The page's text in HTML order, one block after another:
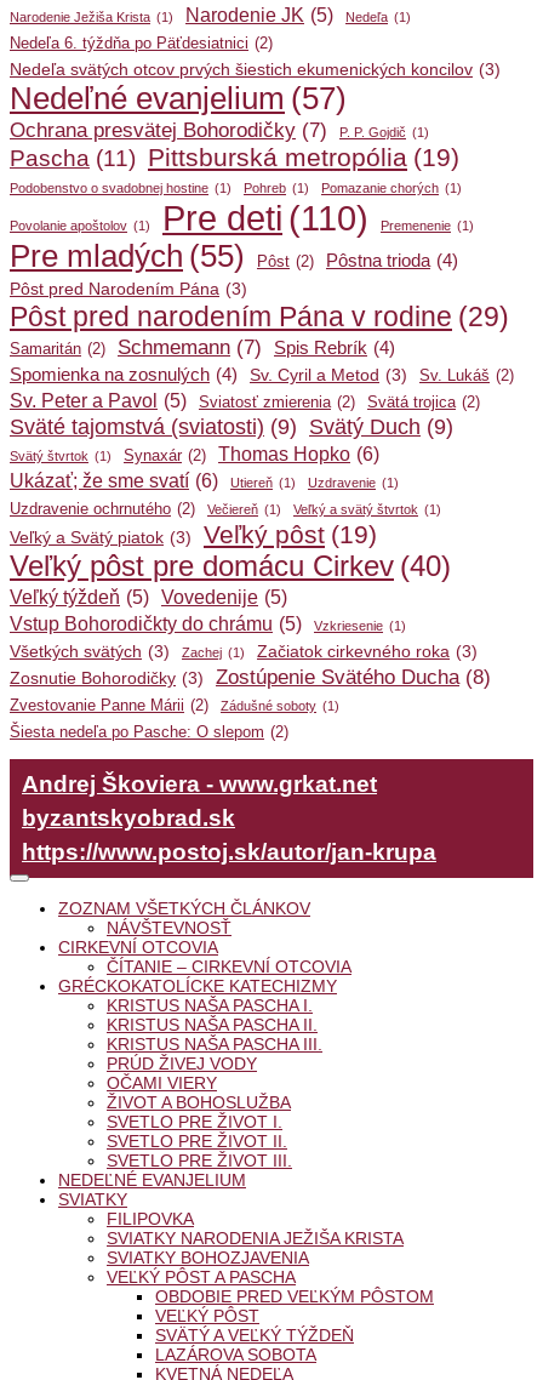
Narodenie Ježiša Krista (1) Narodenie JK (5) Nedeľa (1)
Nedeľa 6. týždňa po Päťdesiatnici (2)
Nedeľa svätých otcov prvých šiestich ekumenických koncilov (3)
Nedeľné evanjelium (57)
Ochrana presvätej Bohorodičky (7) P. P. Gojdič (1)
Pascha (11) Pittsburská metropólia (19)
Podobenstvo o svadobnej hostine (1) Pohreb (1) Pomazanie chorých (1)
Povolanie apoštolov (1) Pre deti (110) Premenenie (1)
Pre mladých (55) Pôst (2) Pôstna trioda (4)
Pôst pred Narodením Pána (3)
Pôst pred narodením Pána v rodine (29)
Samaritán (2) Schmemann (7) Spis Rebrík (4)
Spomienka na zosnulých (4) Sv. Cyril a Metod (3) Sv. Lukáš (2)
Sv. Peter a Pavol (5) Sviatosť zmierenia (2) Svätá trojica (2)
Sväté tajomstvá (sviatosti) (9) Svätý Duch (9)
Svätý štvrtok (1) Synaxár (2) Thomas Hopko (6)
Ukázať; že sme svatí (6) Utiereň (1) Uzdravenie (1)
Uzdravenie ochrnutého (2) Večiereň (1) Veľký a svätý štvrtok (1)
Veľký a Svätý piatok (3) Veľký pôst (19)
Veľký pôst pre domácu Cirkev (40)
Veľký týždeň (5) Vovedenije (5)
Vstup Bohorodičkty do chrámu (5) Vzkriesenie (1)
Všetkých svätých (3) Zachej (1) Začiatok cirkevného roka (3)
Zosnutie Bohorodičky (3) Zostúpenie Svätého Ducha (8)
Zvestovanie Panne Márii (2) Zádušné soboty (1)
Šiesta nedeľa po Pasche: O slepom (2)
Andrej Škoviera - www.grkat.net
byzantskyobrad.sk
https://www.postoj.sk/autor/jan-krupa
ZOZNAM VŠETKÝCH ČLÁNKOV
NÁVŠTEVNOSŤ
CIRKEVNÍ OTCOVIA
ČÍTANIE – CIRKEVNÍ OTCOVIA
GRÉCKOKATOLÍCKE KATECHIZMY
KRISTUS NAŠA PASCHA I.
KRISTUS NAŠA PASCHA II.
KRISTUS NAŠA PASCHA III.
PRÚD ŽIVEJ VODY
OČAMI VIERY
ŽIVOT A BOHOSLUŽBA
SVETLO PRE ŽIVOT I.
SVETLO PRE ŽIVOT II.
SVETLO PRE ŽIVOT III.
NEDEĽNÉ EVANJELIUM
SVIATKY
FILIPOVKA
SVIATKY NARODENIA JEŽIŠA KRISTA
SVIATKY BOHOZJAVENIA
VEĽKÝ PÔST A PASCHA
OBDOBIE PRED VEĽKÝM PÔSTOM
VEĽKÝ PÔST
SVÄTÝ A VEĽKÝ TÝŽDEŇ
LAZÁROVA SOBOTA
KVETNÁ NEDEĽA